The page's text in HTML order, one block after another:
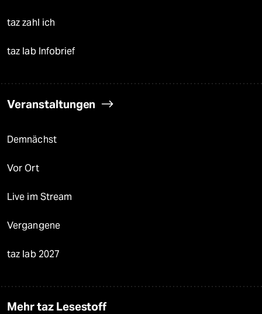
taz zahl ich
taz lab Infobrief
Veranstaltungen
Demnächst
Vor Ort
Live im Stream
Vergangene
taz lab 2027
Mehr taz Lesestoff